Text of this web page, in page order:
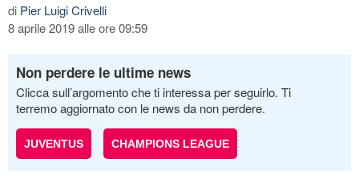
di Pier Luigi Crivelli
8 aprile 2019 alle ore 09:59
Non perdere le ultime news
Clicca sull’argomento che ti interessa per seguirlo. Ti
terremo aggiornato con le news da non perdere.
JUVENTUS CHAMPIONS LEAGUE